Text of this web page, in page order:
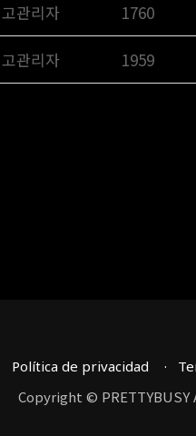
관리자 1760
관리자 1959
Política de privacidad
Copyright ©